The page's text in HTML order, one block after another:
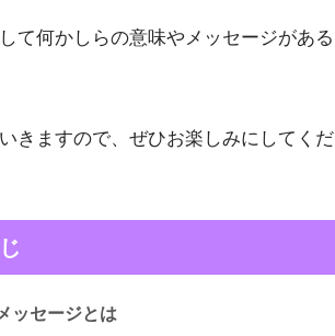
て何かしらの意味やメッセージがある
きますので、ぜひお楽しみにしてくだ
ッセージとは